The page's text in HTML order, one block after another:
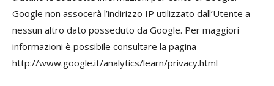
Google non assocerà l’indirizzo IP utilizzato dall’Utente a
nessun altro dato posseduto da Google. Per maggiori
informazioni è possibile consultare la pagina
http://www.google.it/analytics/learn/privacy.html